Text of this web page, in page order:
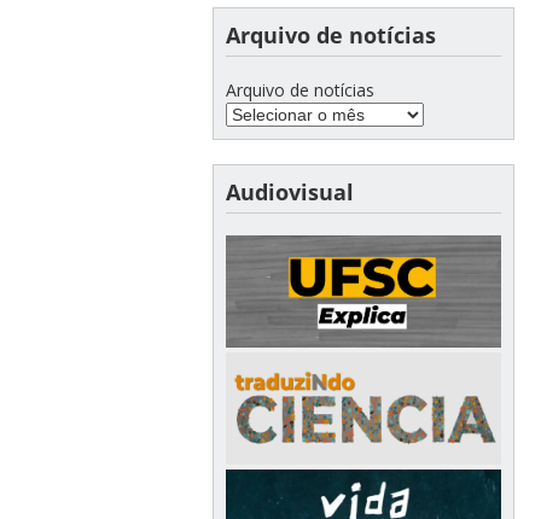
Arquivo de notícias
Arquivo de notícias
Audiovisual